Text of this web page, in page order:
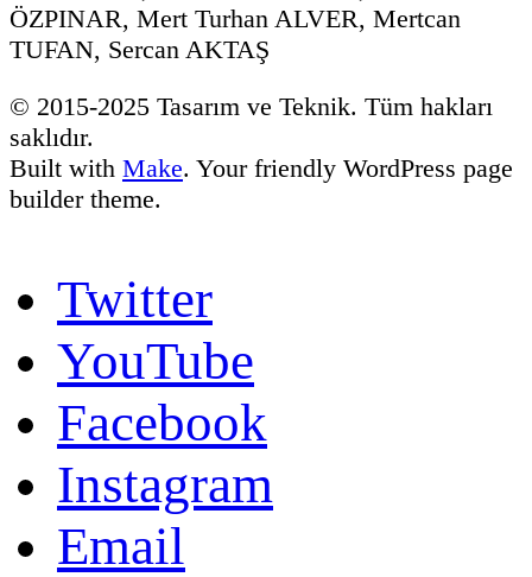
ÖZPINAR, Mert Turhan ALVER, Mertcan
TUFAN, Sercan AKTAŞ
© 2015-2025 Tasarım ve Teknik. Tüm hakları
saklıdır.
Built with Make. Your friendly WordPress page
builder theme.
Twitter
YouTube
Facebook
Instagram
Email